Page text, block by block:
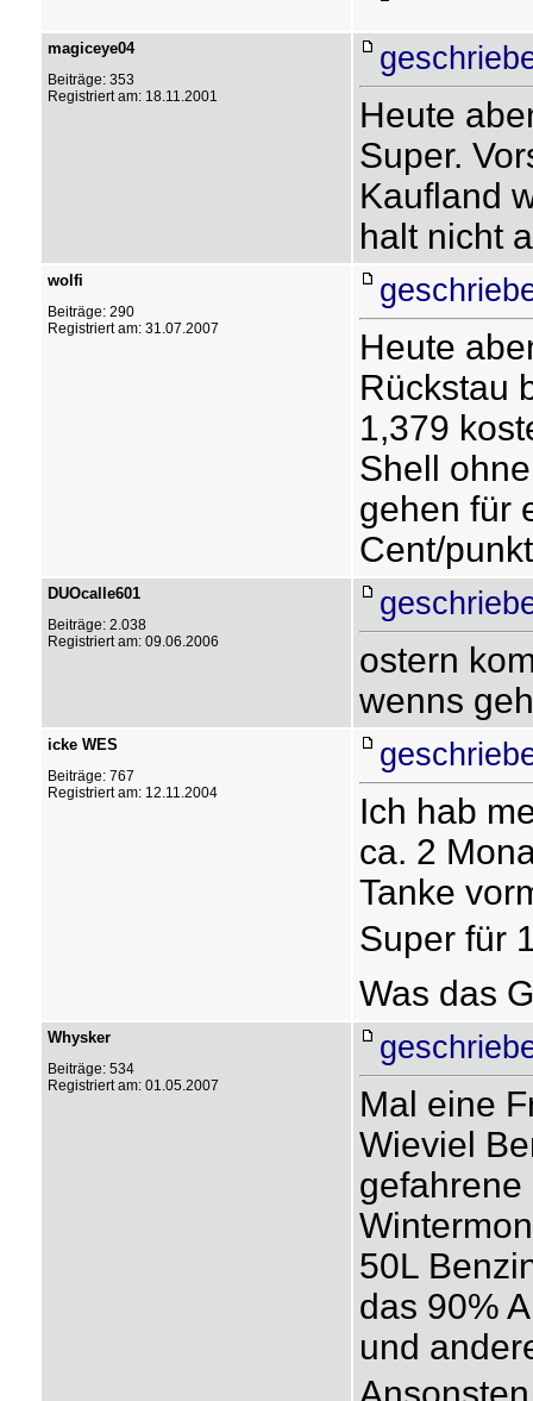
magiceye04
Beiträge: 353
Registriert am: 18.11.2001
Heute
Super.
Kaufland
halt nicht
wolfi
Beiträge: 290
Registriert am: 31.07.2007
Heute
Rückstau
1,379
Shell
gehen für
Cent/
DUOcalle601
Beiträge: 2.038
Registriert am: 09.06.2006
ostern
wenns
icke WES
Beiträge: 767
Registriert am: 12.11.2004
Ich hab
ca. 2
Tanke
Super für
Was das
Whysker
Beiträge: 534
Registriert am: 01.05.2007
Mal eine
Wieviel
gefahrene
50L
das 90%
und